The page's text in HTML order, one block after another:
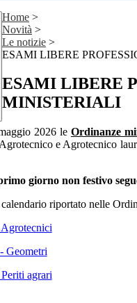
Home >
Novità >
Le notizie >
ESAMI LIBERE
ESAMI LIBERE
MINISTERIALI
2026 le Ordinanze
e Agrotecnico
giorno non festivo
riportato nelle
agrari